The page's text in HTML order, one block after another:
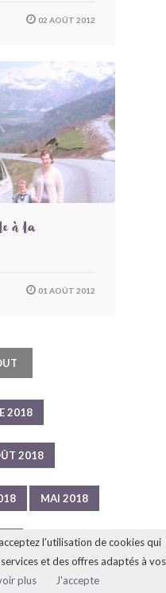
02 AOÛT 2012
à la
01 AOÛT 2012
2018
2018
MAI 2018
2018
l’utilisation de cookies qui
et des offres adaptés à vos
plus J'accepte